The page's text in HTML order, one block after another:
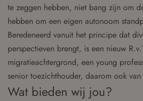
te zeggen hebben, niet bang zijn om
hebben om een eigen autonoom
Beredeneerd vanuit het principe dat
perspectieven brengt, is een nieuw
migratieachtergrond, een young
senior toezichthouder, daarom ook
Wat bieden wij jou?